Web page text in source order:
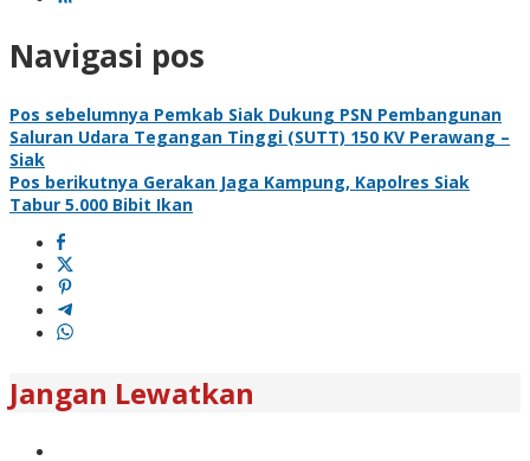
Navigasi pos
Pos sebelumnya Pemkab Siak Dukung PSN Pembangunan
Saluran Udara Tegangan Tinggi (SUTT) 150 KV Perawang –
Siak
Pos berikutnya Gerakan Jaga Kampung, Kapolres Siak
Tabur 5.000 Bibit Ikan
Jangan Lewatkan